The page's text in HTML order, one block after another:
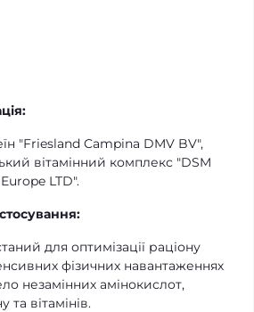
"Friesland Campina DMV BV",
вітамінний комплекс "DSM
LTD".
для оптимізації раціону
фізичних навантаженнях
незамінних амінокислот,
та вітамінів.